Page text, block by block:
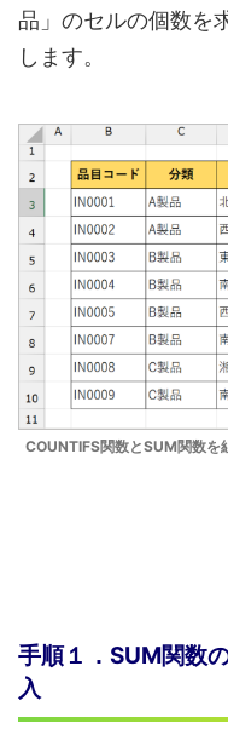
品」のセルの個数を
します。
COUNTIFS関数とSUM関数を
手順１．SUM関数
入